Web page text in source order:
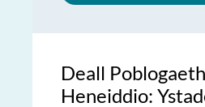
Deall
Heneiddio: